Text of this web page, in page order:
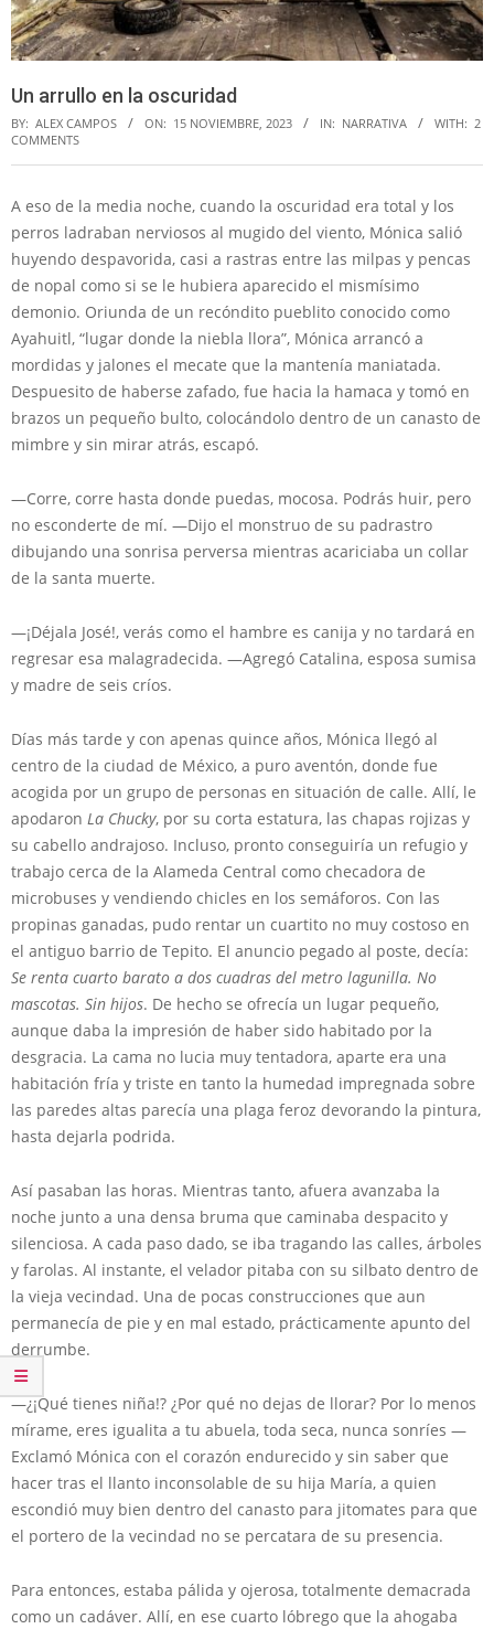
Un arrullo en la oscuridad
BY: ALEX CAMPOS ON: 15 NOVIEMBRE, 2023 IN: NARRATIVA WITH: 2
COMMENTS
A eso de la media noche, cuando la oscuridad era total y los
perros ladraban nerviosos al mugido del viento, Mónica salió
huyendo despavorida, casi a rastras entre las milpas y pencas
de nopal como si se le hubiera aparecido el mismísimo
demonio. Oriunda de un recóndito pueblito conocido como
Ayahuitl, “lugar donde la niebla llora”, Mónica arrancó a
mordidas y jalones el mecate que la mantenía maniatada.
Despuesito de haberse zafado, fue hacia la hamaca y tomó en
brazos un pequeño bulto, colocándolo dentro de un canasto de
mimbre y sin mirar atrás, escapó.
—Corre, corre hasta donde puedas, mocosa. Podrás huir, pero
no esconderte de mí. —Dijo el monstruo de su padrastro
dibujando una sonrisa perversa mientras acariciaba un collar
de la santa muerte.
—¡Déjala José!, verás como el hambre es canija y no tardará en
regresar esa malagradecida. —Agregó Catalina, esposa sumisa
y madre de seis críos.
Días más tarde y con apenas quince años, Mónica llegó al
centro de la ciudad de México, a puro aventón, donde fue
acogida por un grupo de personas en situación de calle. Allí, le
apodaron La Chucky, por su corta estatura, las chapas rojizas y
su cabello andrajoso. Incluso, pronto conseguiría un refugio y
trabajo cerca de la Alameda Central como checadora de
microbuses y vendiendo chicles en los semáforos. Con las
propinas ganadas, pudo rentar un cuartito no muy costoso en
el antiguo barrio de Tepito. El anuncio pegado al poste, decía:
Se renta cuarto barato a dos cuadras del metro lagunilla. No
mascotas. Sin hijos. De hecho se ofrecía un lugar pequeño,
aunque daba la impresión de haber sido habitado por la
desgracia. La cama no lucia muy tentadora, aparte era una
habitación fría y triste en tanto la humedad impregnada sobre
las paredes altas parecía una plaga feroz devorando la pintura,
hasta dejarla podrida.
Así pasaban las horas. Mientras tanto, afuera avanzaba la
noche junto a una densa bruma que caminaba despacito y
silenciosa. A cada paso dado, se iba tragando las calles, árboles
y farolas. Al instante, el velador pitaba con su silbato dentro de
la vieja vecindad. Una de pocas construcciones que aun
permanecía de pie y en mal estado, prácticamente apunto del
derrumbe.
—¿¡Qué tienes niña!? ¿Por qué no dejas de llorar? Por lo menos
mírame, eres igualita a tu abuela, toda seca, nunca sonríes —
Exclamó Mónica con el corazón endurecido y sin saber que
hacer tras el llanto inconsolable de su hija María, a quien
escondió muy bien dentro del canasto para jitomates para que
el portero de la vecindad no se percatara de su presencia.
Para entonces, estaba pálida y ojerosa, totalmente demacrada
como un cadáver. Allí, en ese cuarto lóbrego que la ahogaba